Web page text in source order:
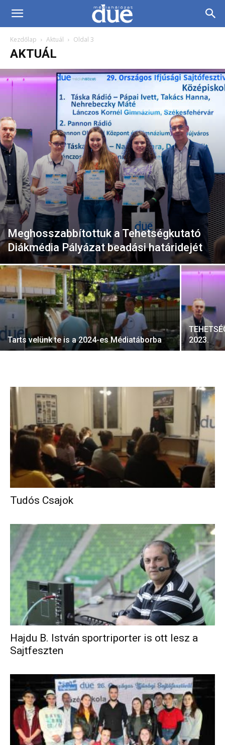
DUE
Médiahálózat…
Kezdőlap Aktuál Oldal 3
AKTUÁL
Meghosszabbítottuk a Tehetségkutató
Diákmédia Pályázat beadási határidejét
Tarts velünk te is a 2024-es Médiatáborba
2023.
Tudós Csajok
Hajdu B. István sportriporter is ott lesz a
Sajtfeszten